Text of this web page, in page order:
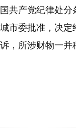
共产党纪律处
市委批准，决
所涉财物一并